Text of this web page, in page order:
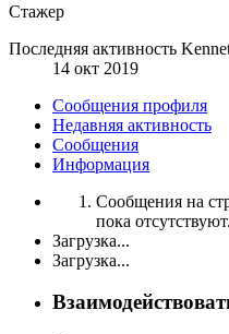
Стажер
Последняя активность
14 окт 2019
Сообщения профиля
Недавняя активность
Сообщения
Информация
Сообщения на
пока отсутствуют.
Загрузка...
Загрузка...